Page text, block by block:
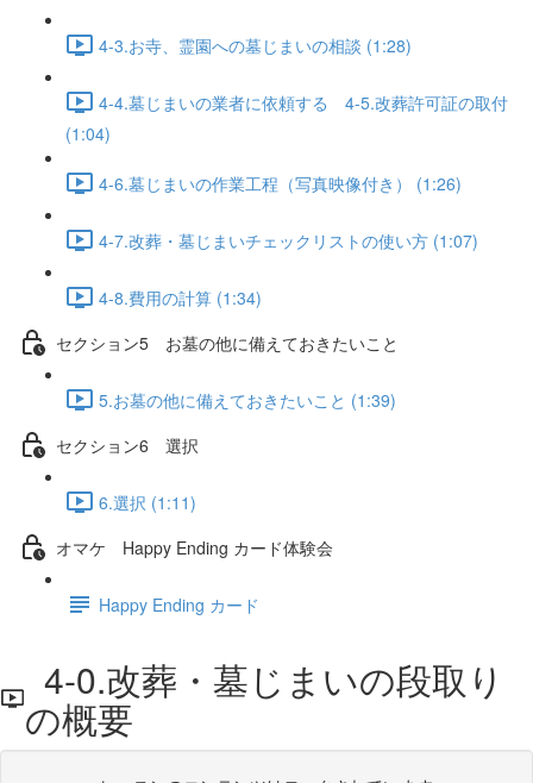
4-3.お寺、霊園への墓じまいの相談 (1:28)
4-4.墓じまいの業者に依頼する 4-5.改葬許可証の取付
(1:04)
4-6.墓じまいの作業工程（写真映像付き） (1:26)
4-7.改葬・墓じまいチェックリストの使い方 (1:07)
4-8.費用の計算 (1:34)
セクション5 お墓の他に備えておきたいこと
5.お墓の他に備えておきたいこと (1:39)
セクション6 選択
6.選択 (1:11)
オマケ Happy Ending カード体験会
Happy Ending カード
4-0.改葬・墓じまいの段取り
の概要